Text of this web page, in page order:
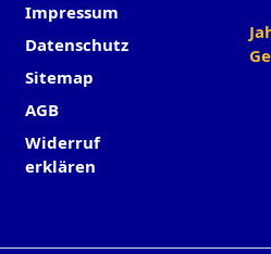
Impressum
Datenschutz
Sitemap
AGB
Widerruf
erklären